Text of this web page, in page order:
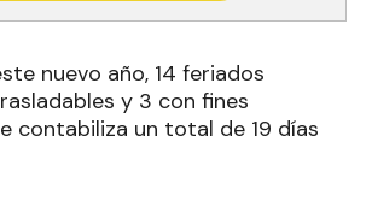
nuevo año, 14 feriados
y 3 con fines
contabiliza un total de 19 días